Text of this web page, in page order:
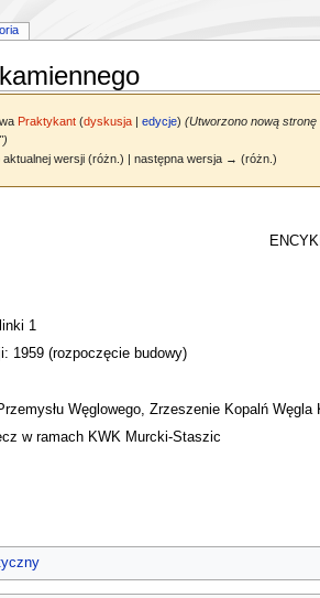
Praktykant (dyskusja |edycje) (Utworzono nową stronę
wersji (różn.) | następna wersja → (różn.)
1
1959 (rozpoczęcie budowy)
Węglowego, Zrzeszenie Kopalń
w ramach KWK Murcki-Staszic